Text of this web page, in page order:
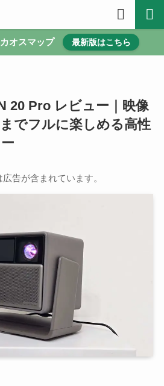
オスマップ 最新版はこちら
20 Pro レビュー｜映像
でフルに楽しめる高性
告が含まれています。